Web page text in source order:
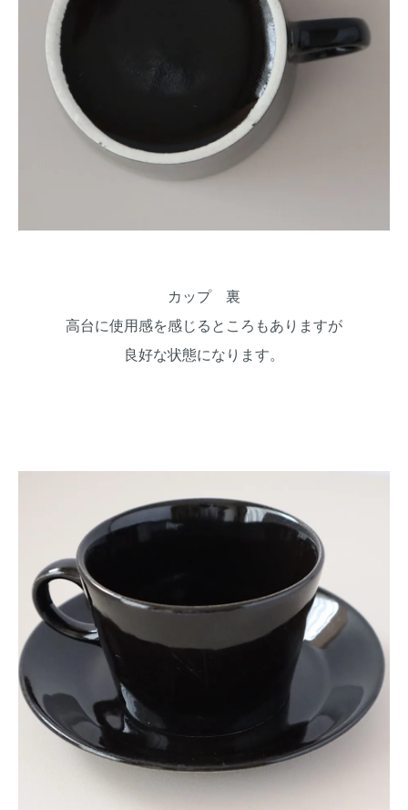
カップ 裏
高台に使用感を感じるところもありますが
良好な状態になります。